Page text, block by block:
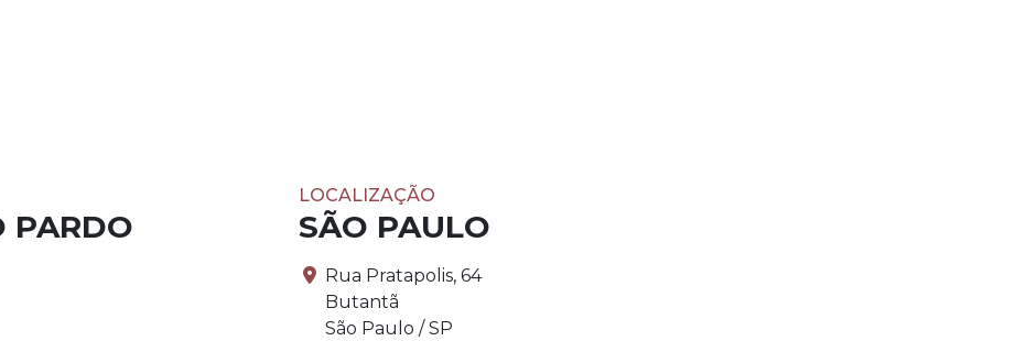
PARDO
LOCALIZAÇÃO
SÃO PAULO
Rua Pratapolis, 64
Butantã
São Paulo / SP